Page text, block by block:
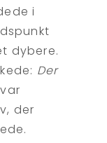
i
dybere.
Der
der